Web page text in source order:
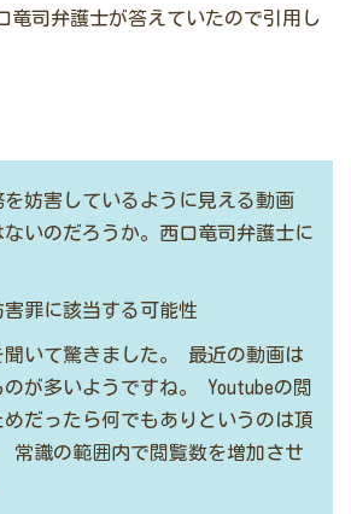
竜司弁護士が答えていたので引用し
妨害しているように見える動画
ないのだろうか。西口竜司弁護士に
罪に該当する可能性
聞いて驚きました。
最近の動画は
が多いようですね。
Youtubeの閲
だったら何でもありというのは頂
常識の範囲内で閲覧数を増加させ